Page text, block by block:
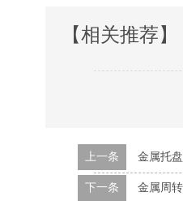
【相关推荐】
上一条 金属托
下一条 金属周